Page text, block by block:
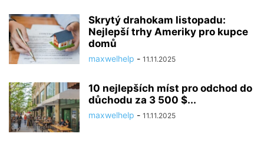
Skrytý drahokam listopadu:
Nejlepší trhy Ameriky pro kupce
domů
maxwelhelp - 11.11.2025
10 nejlepších míst pro odchod do
důchodu za 3 500 $...
maxwelhelp - 11.11.2025